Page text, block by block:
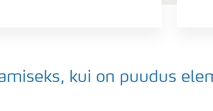
kui on puudus